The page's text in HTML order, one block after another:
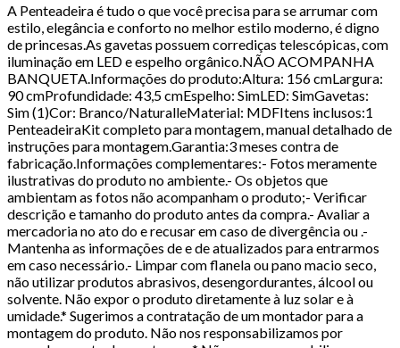
A Penteadeira é tudo o que você precisa para se arrumar com
estilo, elegância e conforto no melhor estilo moderno, é digno
de princesas.As gavetas possuem corrediças telescópicas, com
iluminação em LED e espelho orgânico.NÃO ACOMPANHA
BANQUETA.Informações do produto:Altura: 156 cmLargura:
90 cmProfundidade: 43,5 cmEspelho: SimLED: SimGavetas:
Sim (1)Cor: Branco/NaturalleMaterial: MDFItens inclusos:1
PenteadeiraKit completo para montagem, manual detalhado de
instruções para montagem.Garantia:3 meses contra de
fabricação.Informações complementares:- Fotos meramente
ilustrativas do produto no ambiente.- Os objetos que
ambientam as fotos não acompanham o produto;- Verificar
descrição e tamanho do produto antes da compra.- Avaliar a
mercadoria no ato do e recusar em caso de divergência ou .-
Mantenha as informações de e de atualizados para entrarmos
em caso necessário.- Limpar com flanela ou pano macio seco,
não utilizar produtos abrasivos, desengordurantes, álcool ou
solvente. Não expor o produto diretamente à luz solar e à
umidade.* Sugerimos a contratação de um montador para a
montagem do produto. Não nos responsabilizamos por